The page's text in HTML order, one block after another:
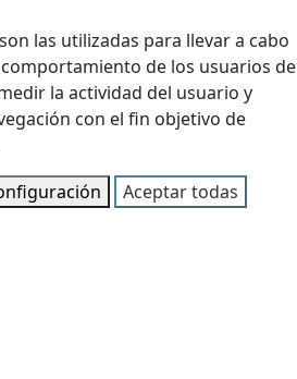
las utilizadas para llevar a cabo
de los usuarios de
la actividad del usuario y
con el fin objetivo de
Aceptar todas